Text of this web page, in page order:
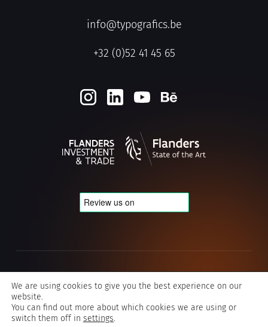
info@typografics.be
+32 (0)52 41 45 65
Algemene voorwaarden Typografics
We are using cookies to give you the best experience on our
website.
You can find out more about which cookies we are using or
switch them off in settings.